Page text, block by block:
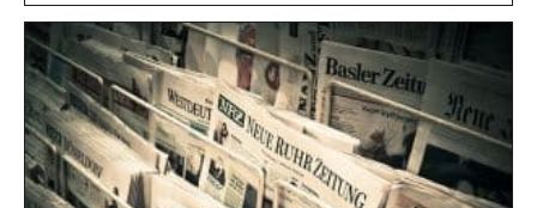
In
Raalte